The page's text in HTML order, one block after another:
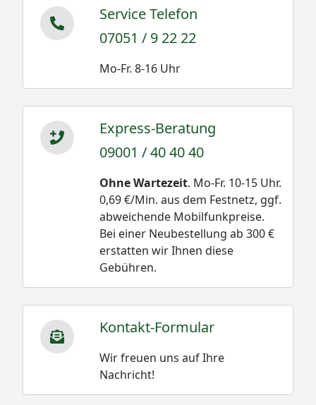
Service Telefon
07051 / 9 22 22
Mo-Fr. 8-16 Uhr
Express-Beratung
09001 / 40 40 40
Ohne Wartezeit. Mo-Fr. 10-15 Uhr.
0,69 €/Min. aus dem Festnetz, ggf.
abweichende Mobilfunkpreise.
Bei einer Neubestellung ab 300 €
erstatten wir Ihnen diese
Gebühren.
Kontakt-Formular
Wir freuen uns auf Ihre
Nachricht!